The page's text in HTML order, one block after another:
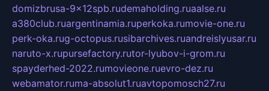
domizbrusa-9x12spb.rudemaholding.ruaalse.ru
a380club.ruargentinamia.ruperkoka.rumovie-one.ru
perk-oka.rug-octopus.rusibarchives.ruandreislyusar.ru
naruto-x.rupursefactory.rutor-lyubov-i-grom.ru
spayderhed-2022.rumovieone.ruevro-dez.ru
webamator.ruma-absolut1.ruavtopomosch27.ru